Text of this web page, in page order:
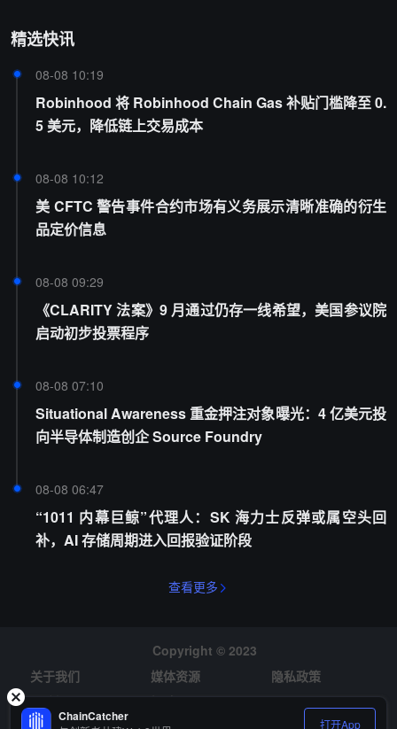
精选快讯
08-08 10:19
Robinhood 将 Robinhood Chain Gas 补贴门槛降至 0.
5 美元，降低链上交易成本
08-08 10:12
美 CFTC 警告事件合约市场有义务展示清晰准确的衍生
品定价信息
08-08 09:29
《CLARITY 法案》9 月通过仍存一线希望，美国参议院
启动初步投票程序
08-08 07:10
Situational Awareness 重金押注对象曝光：4 亿美元投
向半导体制造创企 Source Foundry
08-08 06:47
“1011 内幕巨鲸”代理人：SK 海力士反弹或属空头回
补，AI 存储周期进入回报验证阶段
查看更多
Copyright © 2023
关于我们
媒体资源
隐私政策
风险提示
招聘
ChainCatcher 打开App